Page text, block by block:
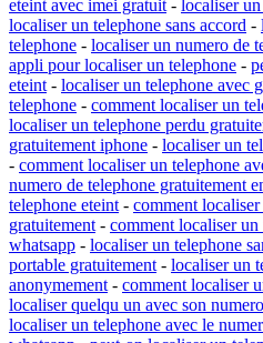
eteint avec imei gratuit - localiser
localiser un telephone sans accord -
telephone - localiser un numero de
appli pour localiser un telephone -
eteint - localiser un telephone avec
telephone - comment localiser un
localiser un telephone perdu
gratuitement iphone - localiser un
- comment localiser un telephone
numero de telephone gratuitement
telephone eteint - comment
gratuitement - comment localiser
whatsapp - localiser un telephone
portable gratuitement - localiser un
anonymement - comment localiser
localiser quelqu un avec son
localiser un telephone avec le